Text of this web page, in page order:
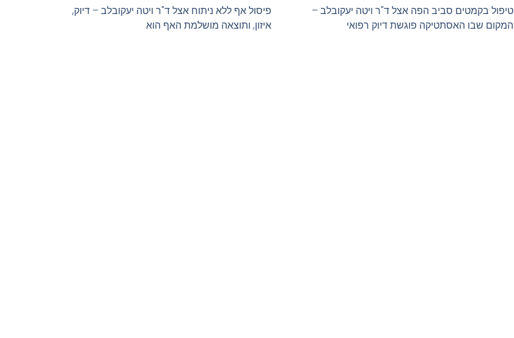
טיפול בקמטים סביב הפה אצל ד"ר ויטה יעקובלב –
המקום שבו האסתטיקה פוגשת דיוק רפואי
פיסול אף ללא ניתוח אצל ד"ר ויטה יעקובלב – דיוק,
איזון, ותוצאה מושלמת האף הוא